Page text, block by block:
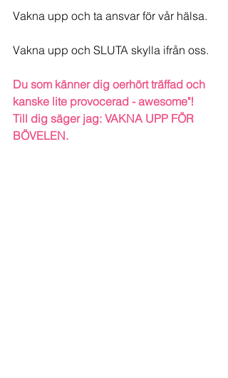
Vakna upp och ta ansvar för vår hälsa.
Vakna upp och SLUTA skylla ifrån oss.
Du som känner dig oerhört träffad och
kanske lite provocerad - awesome"!
Till dig säger jag: VAKNA UPP FÖR
BÖVELEN.